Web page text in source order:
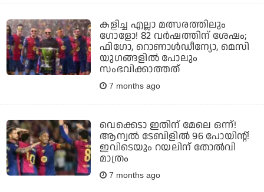
കളിച്ച എല്ലാ മത്സരത്തിലും
ഗോളോ! 82 വര്‍ഷത്തിന് ശേഷം;
ഫിഗോ, റൊണാള്‍ഡീന്യോ, മെസി
യുഗങ്ങളില്‍ പോലും
സംഭവിക്കാത്തത്
7 months ago
വെക്കെടാ ഇതിന് മേലെ ഒന്ന്!
ആന്വല്‍ ടേബിളില്‍ 96 പോയിന്റ്!
ഇവിടെയും റയലിന് തോല്‍വി
മാത്രം
7 months ago